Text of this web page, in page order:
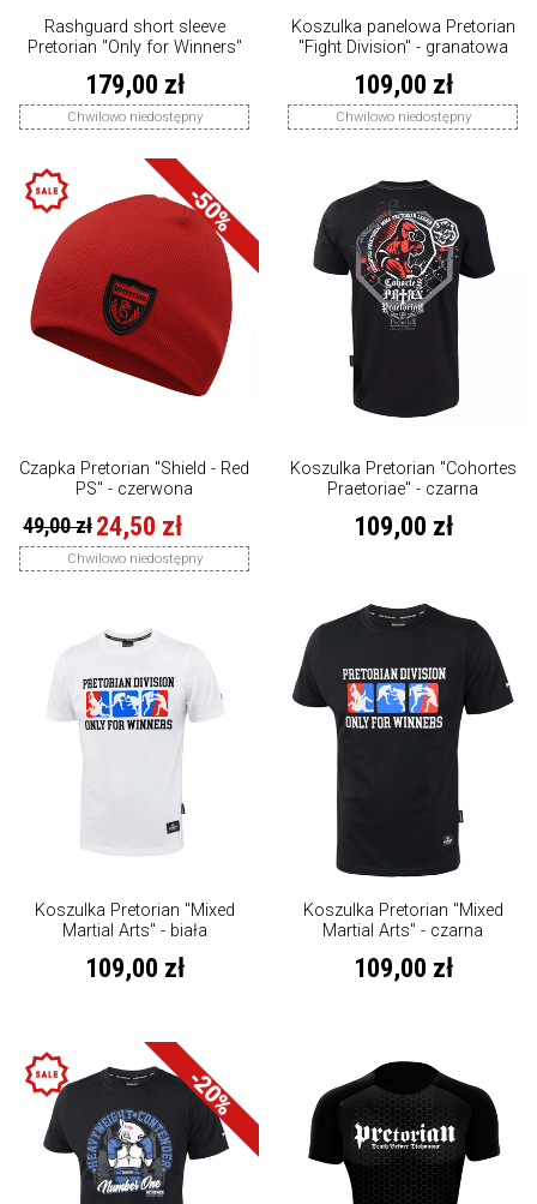
Rashguard short sleeve
Pretorian "Only for Winners"
179,00 zł
Chwilowo niedostępny
Koszulka panelowa Pretorian
"Fight Division" - granatowa
109,00 zł
Chwilowo niedostępny
-50%
Czapka Pretorian "Shield - Red
PS" - czerwona
49,00 zł 24,50 zł
Chwilowo niedostępny
Koszulka Pretorian "Cohortes
Praetoriae" - czarna
109,00 zł
Koszulka Pretorian "Mixed
Martial Arts" - biała
109,00 zł
Koszulka Pretorian "Mixed
Martial Arts" - czarna
109,00 zł
-20%